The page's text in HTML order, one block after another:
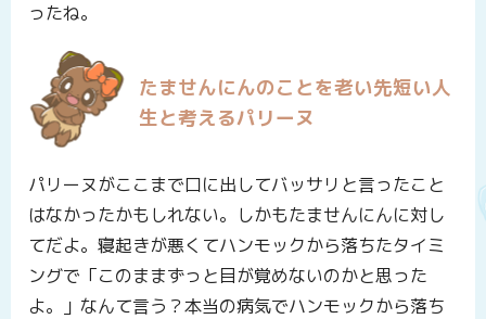
ったね。
たませんにんのことを老い先短い人
生と考えるパリーヌ
パリーヌがここまで口に出してバッサリと言ったこと
はなかったかもしれない。しかもたませんにんに対し
てだよ。寝起きが悪くてハンモックから落ちたタイミ
ングで「このままずっと目が覚めないのかと思った
よ。」なんて言う？本当の病気でハンモックから落ち